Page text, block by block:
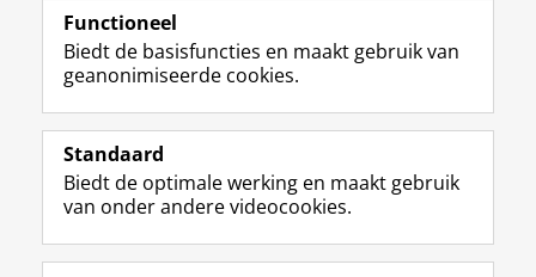
View this page in:
Volg ons op
M
a
t
o
o
I
n
t
r
De UB voor medewerkers
Functioneel
Biedt de basisfuncties en maakt gebruik van
geanonimiseerde cookies.
Standaard
Biedt de optimale werking en maakt gebruik
van onder andere videocookies.